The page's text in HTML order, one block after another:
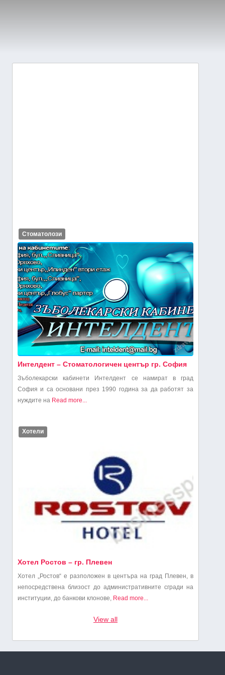
Стоматолози
Интелдент – Стоматологичен център гр. София
Зъболекарски кабинети Интелдент се намират в град
София и са основани през 1990 година за да работят за
нуждите на Read more...
Хотели
Хотел Ростов – гр. Плевен
Хотел „Ростов“ е разположен в центъра на град Плевен, в
непосредствена близост до административните сгради на
институции, до банкови клонове, Read more...
View all